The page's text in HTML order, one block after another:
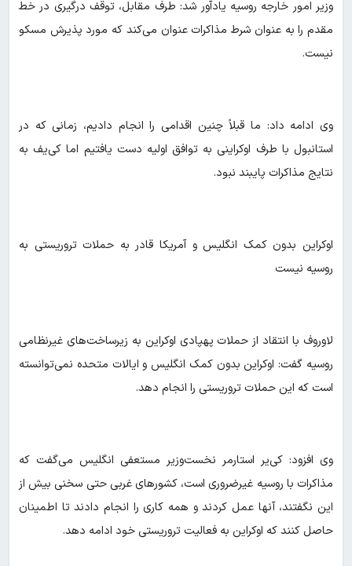
وزیر امور خارجه روسیه یادآور شد: طرف مقابل، توقف درگیری در خط
مقدم را به عنوان شرط مذاکرات عنوان می‌کند که مورد پذیرش مسکو
نیست.
وی ادامه داد:‌ ما قبلاً چنین اقدامی را انجام دادیم، زمانی که در
استانبول با طرف اوکراینی به توافق اولیه دست یافتیم اما کی‌یف به
نتایج مذاکرات پایبند نبود.
اوکراین بدون کمک انگلیس و آمریکا قادر به حملات تروریستی به
روسیه نیست
لاوروف با انتقاد از حملات پهپادی اوکراین به زیرساخت‌های غیرنظامی
روسیه گفت:‌ اوکراین بدون کمک انگلیس و ایالات متحده نمی‌توانسته
است که این حملات تروریستی را انجام دهد.
وی افزود: کی‌یر استارمر نخست‌وزیر مستعفی انگلیس می‌گفت که
مذاکرات با روسیه غیرضروری است، کشورهای غربی حتی سخنی بیش از
این نگفتند، آنها عمل کردند و همه کاری را انجام دادند تا اطمینان
حاصل کنند که اوکراین به فعالیت تروریستی خود ادامه دهد.